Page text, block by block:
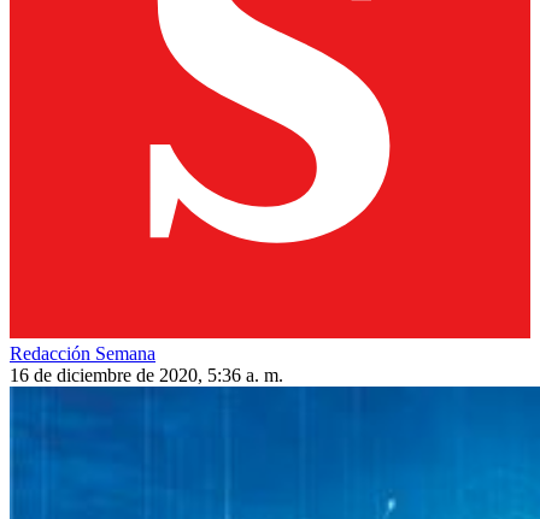
Redacción Semana
16 de diciembre de 2020, 5:36 a. m.